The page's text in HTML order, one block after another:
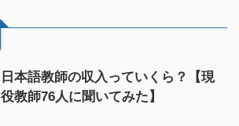
日本語教師の収入っていくら？【現
役教師76人に聞いてみた】